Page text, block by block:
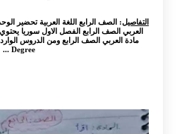
التفاصيل: الصف الرابع اللغة العربية تحضير
العربي الصف الرابع الفصل الاول سوريا
مادة العربي الصف الرابع ومن الدروس
Degree ...